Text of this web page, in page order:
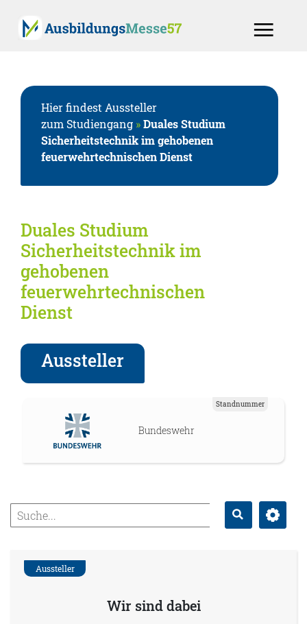
Hier findest Aussteller
zum Studiengang »Duales Studium
Sicherheitstechnik im gehobenen
feuerwehrtechnischen Dienst
Duales Studium
Sicherheitstechnik im
gehobenen
feuerwehrtechnischen
Dienst
Aussteller
Bundeswehr
Standnummer
Suche
Aussteller
Wir sind dabei